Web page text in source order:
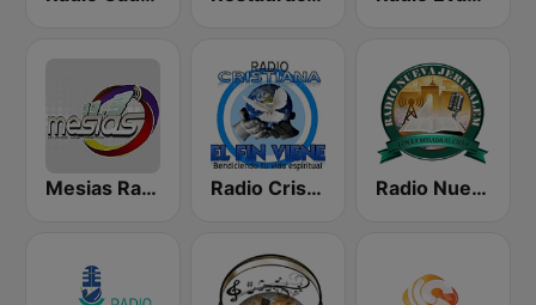
Mesias Radio 99.3 FM Radio Cristiana El Fin Viene Radio Nueva Jerusalem